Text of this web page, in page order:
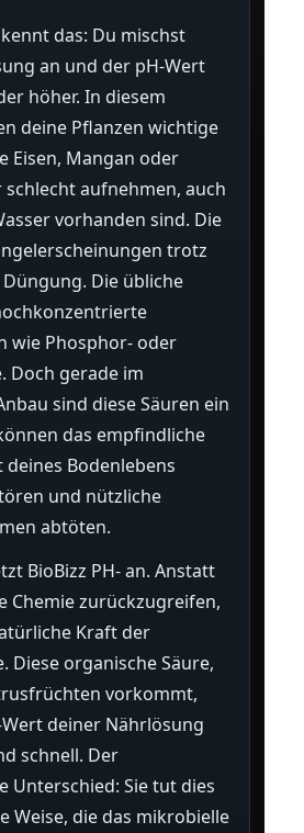
das: Du mischst
an und der pH-Wert
höher. In diesem
deine Pflanzen wichtige
Eisen, Mangan oder
aufnehmen, auch
vorhanden sind. Die
trotz
Die übliche
wie Phosphor- oder
Doch gerade im
sind diese Säuren ein
das empfindliche
deines Bodenlebens
und nützliche
abtöten.
BioBizz PH- an. Anstatt
Chemie zurückzugreifen,
Kraft der
Diese organische Säure,
vorkommt,
deiner Nährlösung
schnell. Der
Unterschied: Sie tut dies
Weise, die das mikrobielle